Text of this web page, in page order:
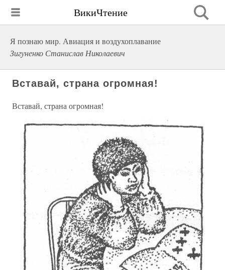
ВикиЧтение
Я познаю мир. Авиация и воздухоплавание
Зигуненко Станислав Николаевич
Вставай, страна огромная!
Вставай, страна огромная!